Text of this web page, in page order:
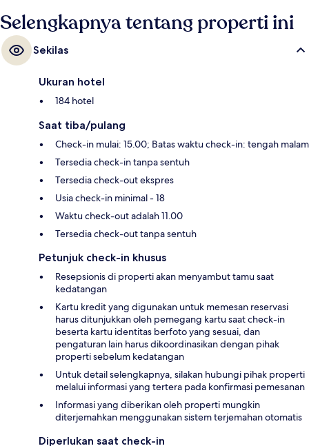
Selengkapnya tentang properti ini
Sekilas
Ukuran hotel
184 hotel
Saat tiba/pulang
Check-in mulai: 15.00; Batas waktu check-in: tengah malam
Tersedia check-in tanpa sentuh
Tersedia check-out ekspres
Usia check-in minimal - 18
Waktu check-out adalah 11.00
Tersedia check-out tanpa sentuh
Petunjuk check-in khusus
Resepsionis di properti akan menyambut tamu saat
kedatangan
Kartu kredit yang digunakan untuk memesan reservasi
harus ditunjukkan oleh pemegang kartu saat check-in
beserta kartu identitas berfoto yang sesuai, dan
pengaturan lain harus dikoordinasikan dengan pihak
properti sebelum kedatangan
Untuk detail selengkapnya, silakan hubungi pihak properti
melalui informasi yang tertera pada konfirmasi pemesanan
Informasi yang diberikan oleh properti mungkin
diterjemahkan menggunakan sistem terjemahan otomatis
Diperlukan saat check-in